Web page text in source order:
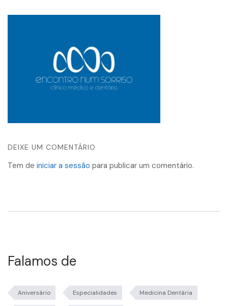
DEIXE UM COMENTÁRIO
Tem de iniciar a sessão para publicar um comentário.
Falamos de
Aniversário Especialidades Medicina Dentária